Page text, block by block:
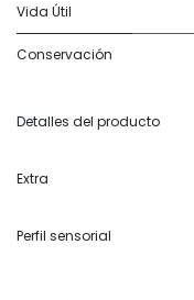
Vida Útil
Conservación
Detalles del producto
Extra
Perfil sensorial